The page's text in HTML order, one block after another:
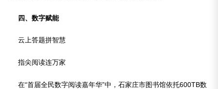
四、数字赋能
云上答题拼智慧
指尖阅读连万家
在“首届全民数字阅读嘉年华”中，石家庄市图书馆依托600TB数